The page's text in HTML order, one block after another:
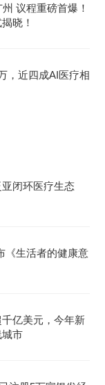
议程重磅首爆！
晓！
，近四成AI医疗相
闭环医疗生态
《生活者的健康意
千亿美元，今年新
市